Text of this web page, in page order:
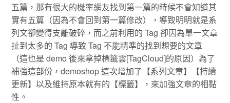
五篇，那有很大的機率網友找到第一篇的時候不會知道其
實有五篇（因為不會回到第一篇修改），導致明明就是系
列文卻變得支離破碎，而之前利用的 Tag 卻因為單一文章
扯到太多的 Tag 導致 Tag 不能精準的找到想要的文章
（這也是 demo 後來拿掉標籤雲[TagCloud]的原因）為了
補強這部份，demoshop 這次增加了【系列文章】【持續
更新】以及維持原本就有的【標籤】，來加強文章的相黏
性。